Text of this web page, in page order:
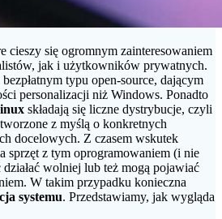
cieszy się ogromnym zainteresowaniem
jak i użytkowników prywatnych.
typu open-source, dającym
personalizacji niż Windows. Ponadto
składają się liczne dystrybucje, czyli
z myślą o konkretnych
docelowych. Z czasem wskutek
sprzęt z tym oprogramowaniem (i nie
wolniej lub też mogą pojawiać
W takim przypadku konieczna
systemu. Przedstawiamy, jak wygląda